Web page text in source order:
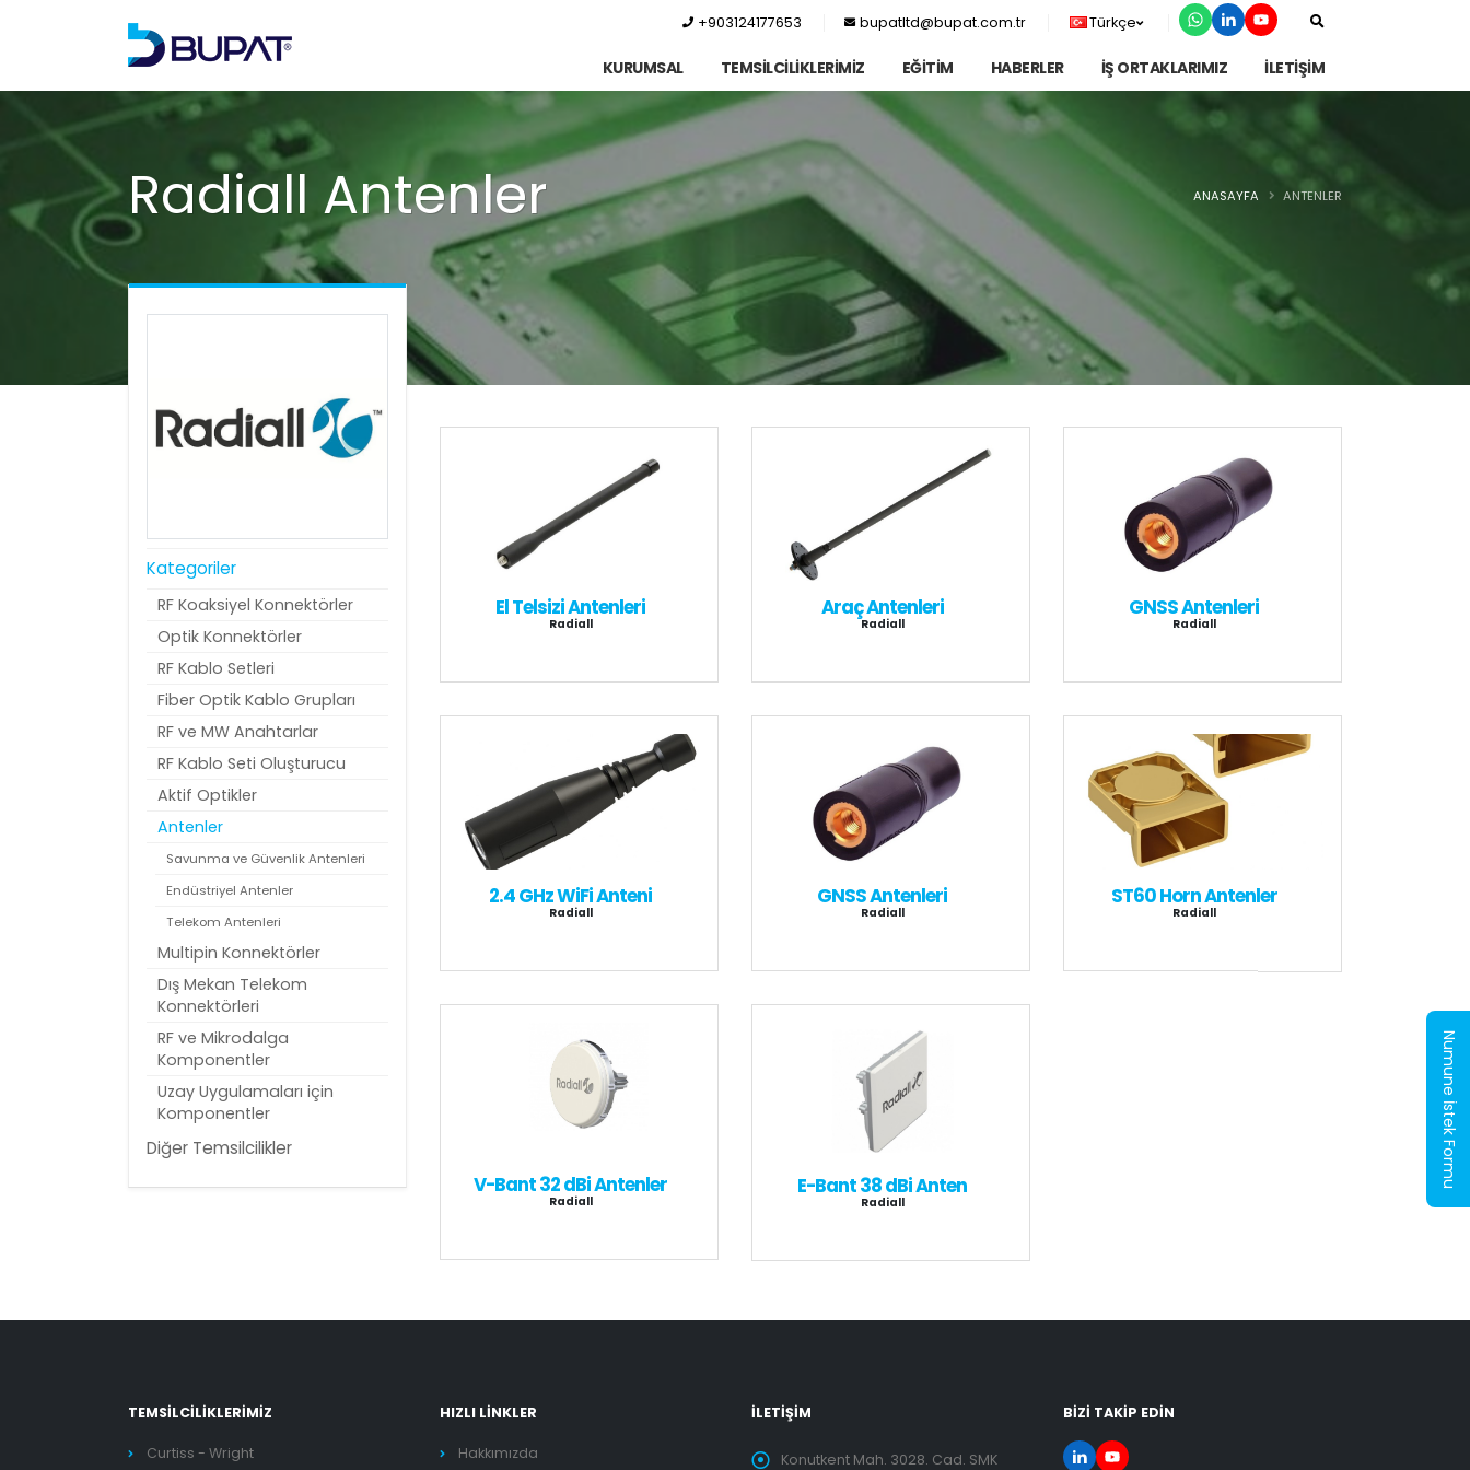
+903124177653 bupatltd@bupat.com.tr Türkçe
KURUMSAL TEMSİLCİLİKLERİMİZ EĞİTİM HABERLER İŞ ORTAKLARIMIZ İLETİŞİM
Radiall Antenler ANASAYFA ANTENLER
Kategoriler
RF Koaksiyel Konnektörler
Optik Konnektörler
RF Kablo Setleri
Fiber Optik Kablo Grupları
RF ve MW Anahtarlar
RF Kablo Seti Oluşturucu
Aktif Optikler
Antenler
Savunma ve Güvenlik Antenleri
Endüstriyel Antenler
Telekom Antenleri
Multipin Konnektörler
Dış Mekan Telekom
Konnektörleri
RF ve Mikrodalga
Komponentler
Uzay Uygulamaları için
Komponentler
Diğer Temsilcilikler
El Telsizi Antenleri
Radiall
Araç Antenleri
Radiall
GNSS Antenleri
Radiall
2.4 GHz WiFi Anteni
Radiall
GNSS Antenleri
Radiall
ST60 Horn Antenler
Radiall
V-Bant 32 dBi Antenler
Radiall
E-Bant 38 dBi Anten
Radiall
TEMSİLCİLİKLERİMİZ
Curtiss - Wright
HIZLI LİNKLER
Hakkımızda
İLETİŞİM
Konutkent Mah. 3028. Cad. SMK
BİZİ TAKİP EDİN
Numune İstek Formu